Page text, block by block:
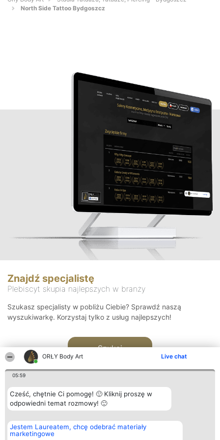
ORŁY Body Art Live chat
05:59
Cześć, chętnie Ci pomogę! 🙂 Kliknij proszę w
odpowiedni temat rozmowy! 🙂
Jestem Laureatem, chcę odebrać materiały
marketingowe
North Side Tattoo Bydgoszcz
Znajdź specjalistę
Plebiscyt skupia najlepszych w branży
Szukasz specjalisty w pobliżu Ciebie? Sprawdź naszą
wyszukiwarkę. Korzystaj tylko z usług najlepszych!
Szukaj
Organizator plebiscytu
Bright Side Solutions sp. z o.
o. sp. k.
Plebiscyt
Laureaci
Kontakt
Kontakt